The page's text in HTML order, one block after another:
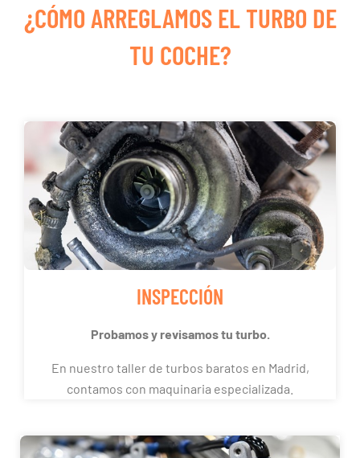
¿CÓMO ARREGLAMOS EL TURBO DE
TU COCHE?
INSPECCIÓN
Probamos y revisamos tu turbo.
En nuestro taller de turbos baratos en Madrid,
contamos con maquinaria especializada.